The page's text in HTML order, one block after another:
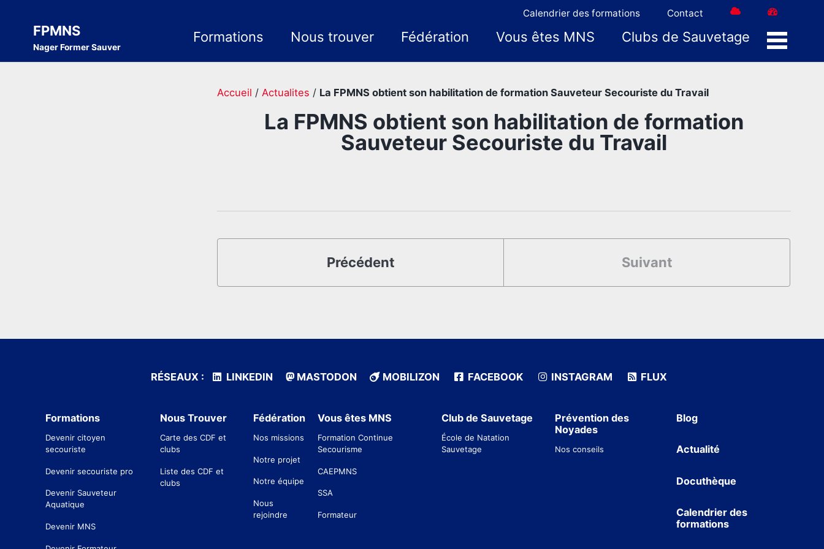
primary
content
footer
Calendrier des formations Contact
FPMNS
Nager Former Sauver
Formations Nous trouver Fédération Vous êtes MNS Clubs de Sauvetage
Menu
Accueil / Actualites / La FPMNS obtient son habilitation de formation Sauveteur Secouriste du Travail
La FPMNS obtient son habilitation de formation
Sauveteur Secouriste du Travail
Précédent Suivant
RÉSEAUX : LINKEDIN MASTODON MOBILIZON FACEBOOK INSTAGRAM FLUX
Formations
Devenir citoyen
secouriste
Devenir secouriste pro
Devenir Sauveteur
Aquatique
Devenir MNS
Nous Trouver
Carte des CDF et
clubs
Liste des CDF et
clubs
Fédération
Nos missions
Notre projet
Notre équipe
Nous
rejoindre
Vous êtes MNS
Formation Continue
Secourisme
CAEPMNS
SSA
Formateur
Club de Sauvetage
École de Natation
Sauvetage
Prévention des
Noyades
Nos conseils
Blog
Actualité
Docuthèque
Calendrier des
formations